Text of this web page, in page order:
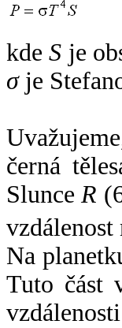
kdeS je
σje
černá
SlunceR
Na
Tuto část